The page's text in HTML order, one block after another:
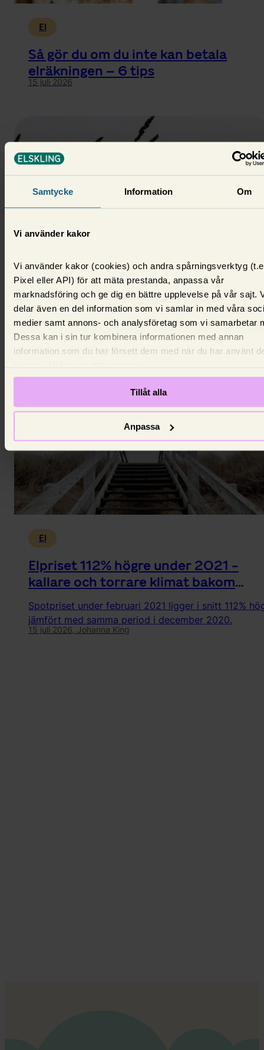
Samtycke Information Om
Vi använder kakor
Vi använder kakor (cookies) och andra spårningsverktyg
Pixel eller API) för att mäta prestanda, anpassa vår
marknadsföring och ge dig en bättre upplevelse på vår sajt.
delar även en del information som vi samlar in med våra
medier samt annons- och analysföretag som vi samarbetar
Dessa kan i sin tur kombinera informationen med annan
information som du har försett dem med när du har använt
Tillåt alla
Anpassa
El
Så gör du om du inte kan betala
elräkningen – 6 tips
15 juli 2026
El
Allt högre elpriser i november –
högsta snittpriset på 10 år
Vinterkyla i kombination med isbildning på älvarna
lite blåst fick elpriserna att skjuta i höjden.
15 juli 2026,Johanna King
El
Elpriset 112% högre under 2021 -
kallare och torrare klimat bakom
ökningen
Spotpriset under februari 2021 ligger i snitt 112%
jämfört med samma period i december 2020.
15 juli 2026, Johanna King